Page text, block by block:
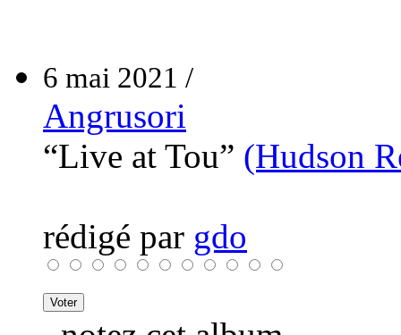
6 mai 2021 /
Angrusori
“Live at Tou” (Hudson
rédigé par gdo